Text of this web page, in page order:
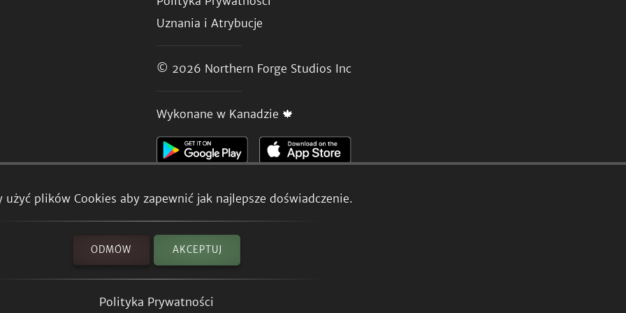
użyć plików Cookies aby zapewnić jak najlepsze doświadczenie.
ODMÓW AKCEPTUJ
Polityka Prywatności
Uznania i Atrybucje
© 2026 Northern Forge Studios Inc
Wykonane w Kanadzie 🍁